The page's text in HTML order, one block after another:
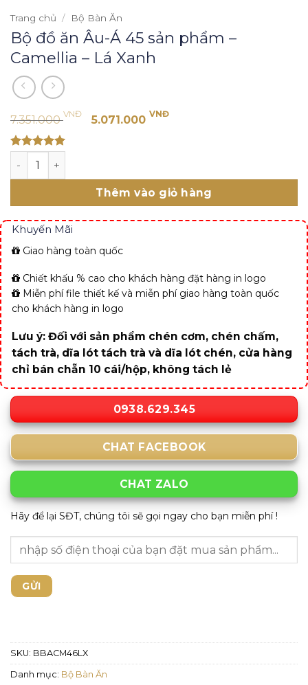
Trang chủ / Bộ Bàn Ăn
Bộ đồ ăn Âu-Á 45 sản phẩm –
Camellia – Lá Xanh
7.351.000VNĐ
Giá
5.071.000 VNĐGiá
5.071.000 VNĐ.
out of 5
Bộ đồ ăn Âu-Á 45 sản phẩm - Camellia - Lá Xanh số
Thêm vào giỏ hàng
Khuyến Mãi
Giao hàng toàn quốc
Chiết khấu % cao cho khách hàng đặt hàng in logo
Miễn phí file thiết kế và miễn phí giao hàng toàn quốc
cho khách hàng in logo
Lưu ý: Đối với sản phẩm chén cơm, chén chấm,
tách trà, dĩa lót tách trà và dĩa lót chén, cửa hàng
chỉ bán chẵn 10 cái/hộp, không tách lẻ
0938.629.345
CHAT FACEBOOK
CHAT ZALO
Hãy để lại SĐT, chúng tôi sẽ gọi ngay cho bạn miễn phí !
SKU: BBACM46LX
Danh mục: Bộ Bàn Ăn